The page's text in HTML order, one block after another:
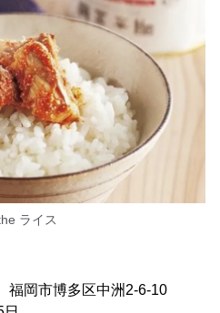
ライス
岡市博多区中洲2-6-10